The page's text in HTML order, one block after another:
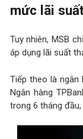
mức lãi
Tuy nhiên, MSB
áp dụng lãi suất
Tiếp theo là ngân
Ngân hàng
trong 6 tháng